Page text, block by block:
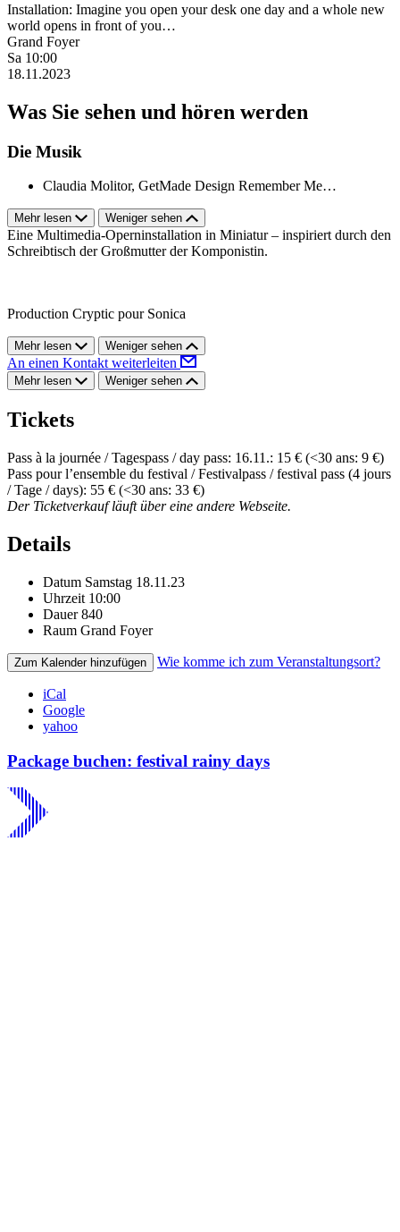
Installation: Imagine you open your desk one day and a whole new
world opens in front of you…
Grand Foyer
Sa 10:00
18.11.2023
Was Sie sehen und hören werden
Die Musik
Claudia Molitor, GetMade Design Remember Me…
Mehr lesen Weniger sehen
Eine Multimedia-Operninstallation in Miniatur – inspiriert durch den
Schreibtisch der Großmutter der Komponistin.
Production Cryptic pour Sonica
Mehr lesen Weniger sehen
An einen Kontakt weiterleiten
Mehr lesen Weniger sehen
Tickets
Pass à la journée / Tagespass / day pass: 16.11.: 15 € (<30 ans: 9 €)
Pass pour l’ensemble du festival / Festivalpass / festival pass (4 jours
/ Tage / days): 55 € (<30 ans: 33 €)
Der Ticketverkauf läuft über eine andere Webseite.
Details
Datum Samstag 18.11.23
Uhrzeit 10:00
Dauer 840
Raum Grand Foyer
Zum Kalender hinzufügen Wie komme ich zum Veranstaltungsort?
iCal
Google
yahoo
Package buchen: festival rainy days